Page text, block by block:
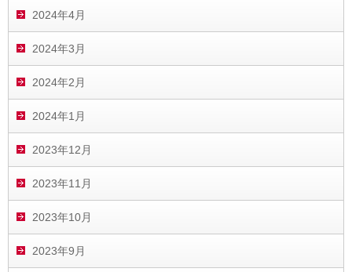
2024年4月
2024年3月
2024年2月
2024年1月
2023年12月
2023年11月
2023年10月
2023年9月